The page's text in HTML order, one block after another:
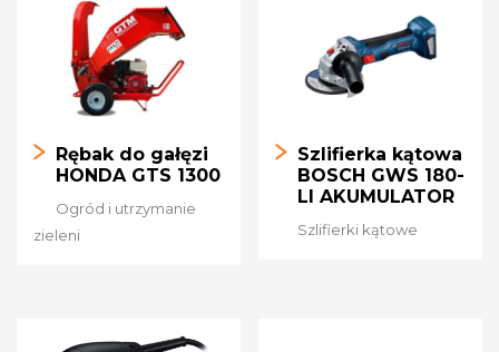
Rębak do gałęzi
HONDA GTS 1300
Ogród i utrzymanie
zieleni
Szlifierka kątowa
BOSCH GWS 180-
LI AKUMULATOR
Szlifierki kątowe